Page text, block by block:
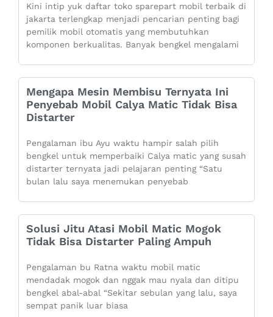
Kini intip yuk daftar toko sparepart mobil terbaik di
jakarta terlengkap menjadi pencarian penting bagi
pemilik mobil otomatis yang membutuhkan
komponen berkualitas. Banyak bengkel mengalami
Mengapa Mesin Membisu Ternyata Ini
Penyebab Mobil Calya Matic Tidak Bisa
Distarter
Pengalaman ibu Ayu waktu hampir salah pilih
bengkel untuk memperbaiki Calya matic yang susah
distarter ternyata jadi pelajaran penting “Satu
bulan lalu saya menemukan penyebab
Solusi Jitu Atasi Mobil Matic Mogok
Tidak Bisa Distarter Paling Ampuh
Pengalaman bu Ratna waktu mobil matic
mendadak mogok dan nggak mau nyala dan ditipu
bengkel abal-abal “Sekitar sebulan yang lalu, saya
sempat panik luar biasa